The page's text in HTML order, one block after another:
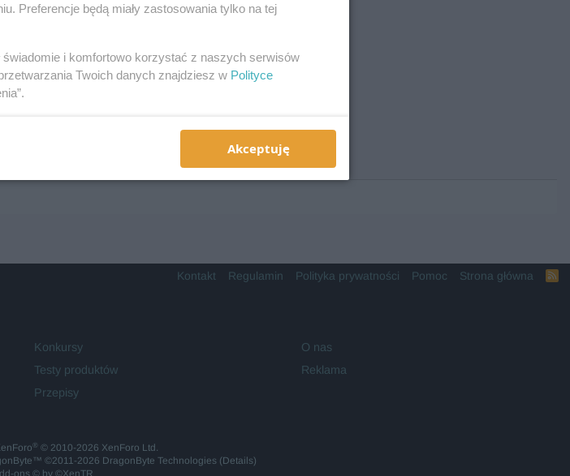
Kontakt Regulamin Polityka prywatności Pomoc Strona główna
R
Konkursy
Testy produktów
Przepisy
O nas
Reklama
® © 2010-2026 XenForo Ltd.
©2011-2026 DragonByte Technologies(Details)
ons© by ©XenTR
Preferencje będą miały zastosowania tylko na tej
i komfortowo korzystać z naszych serwisów
Twoich danych znajdziesz w Polityce
Akceptuję